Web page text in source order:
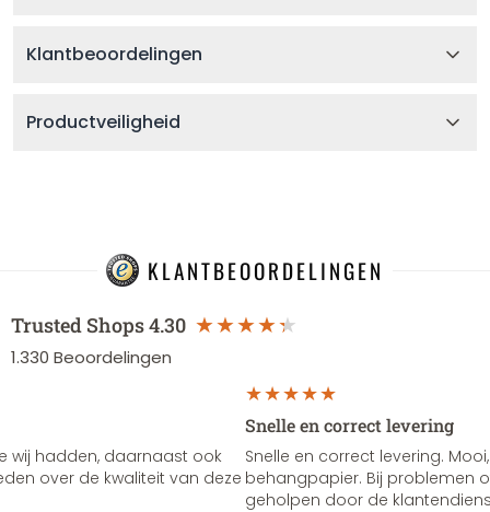
Klantbeoordelingen
Productveiligheid
KLANTBEOORDELINGEN
Trusted Shops4.30
1.330 Beoordelingen
wij hadden, daarnaast ook
over de kwaliteit van deze
Snelle en correct levering
Snelle en correct levering.
behangpapier. Bij problemen
geholpen door de